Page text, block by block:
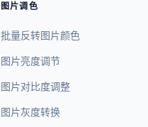
图片调色
批量反转图片颜色
图片亮度调节
图片对比度调整
图片灰度转换